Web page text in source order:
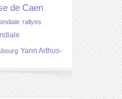
de Caen
rallyes
Yann Arthus-